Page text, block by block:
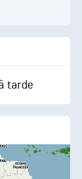
tarde